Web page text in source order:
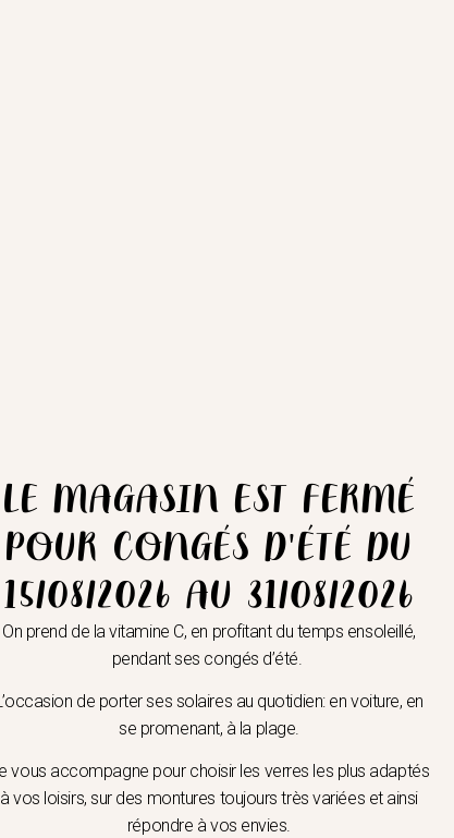
une demande par e-mail.
pourra être tenu responsable des
qui lui fournissent ces informations.
accessibles sur le site, notamment
soit le moyen ou le procédé utilisé, est
contenus sera considérée comme
Propriété Intellectuelle.
LE MAGASIN EST FERMÉ
POUR CONGÉS D'ÉTÉ DU
15/08/2026 AU 31/08/2026
On prend de la vitamine C, en profitant du temps ensoleillé,
pendant ses congés d’été.
de porter ses solaires au quotidien: en voiture, en
se promenant, à la plage.
vous accompagne pour choisir les verres les plus adaptés
à vos loisirs, sur des montures toujours très variées et ainsi
répondre à vos envies.